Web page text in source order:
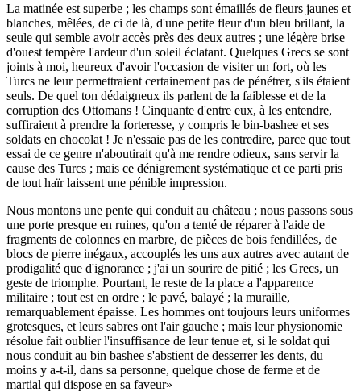
La matinée est superbe ; les champs sont émaillés de fleurs jaunes et
blanches, mêlées, de ci de là, d'une petite fleur d'un bleu brillant, la
seule qui semble avoir accès près des deux autres ; une légère brise
d'ouest tempère l'ardeur d'un soleil éclatant. Quelques Grecs se sont
joints à moi, heureux d'avoir l'occasion de visiter un fort, où les
Turcs ne leur permettraient certainement pas de pénétrer, s'ils étaient
seuls. De quel ton dédaigneux ils parlent de la faiblesse et de la
corruption des Ottomans ! Cinquante d'entre eux, à les entendre,
suffiraient à prendre la forteresse, y compris le bin-bashee et ses
soldats en chocolat ! Je n'essaie pas de les contredire, parce que tout
essai de ce genre n'aboutirait qu'à me rendre odieux, sans servir la
cause des Turcs ; mais ce dénigrement systématique et ce parti pris
de tout haïr laissent une pénible impression.
Nous montons une pente qui conduit au château ; nous passons sous
une porte presque en ruines, qu'on a tenté de réparer à l'aide de
fragments de colonnes en marbre, de pièces de bois fendillées, de
blocs de pierre inégaux, accouplés les uns aux autres avec autant de
prodigalité que d'ignorance ; j'ai un sourire de pitié ; les Grecs, un
geste de triomphe. Pourtant, le reste de la place a l'apparence
militaire ; tout est en ordre ; le pavé, balayé ; la muraille,
remarquablement épaisse. Les hommes ont toujours leurs uniformes
grotesques, et leurs sabres ont l'air gauche ; mais leur physionomie
résolue fait oublier l'insuffisance de leur tenue et, si le soldat qui
nous conduit au bin bashee s'abstient de desserrer les dents, du
moins y a-t-il, dans sa personne, quelque chose de ferme et de
martial qui dispose en sa faveur»